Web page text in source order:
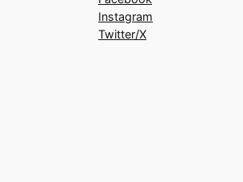
Instagram
Twitter/X